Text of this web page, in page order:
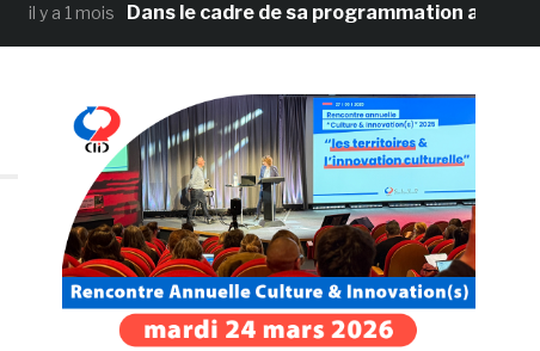
a 1 mois Dans le cadre de sa programmation